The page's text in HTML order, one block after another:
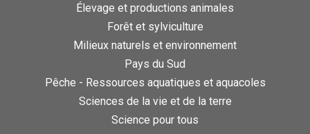
Élevage et productions animales
Forêt et sylviculture
Milieux naturels et environnement
Pays du Sud
Pêche - Ressources aquatiques et aquacoles
Sciences de la vie et de la terre
Science pour tous